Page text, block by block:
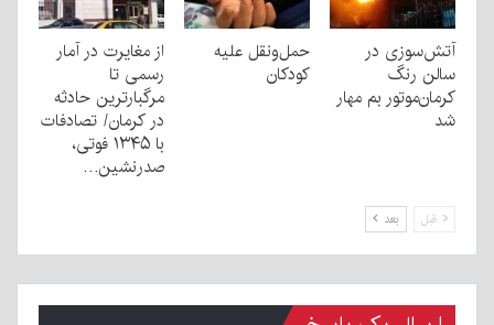
آتش‌سوزی در
سالن رنگ
کرمان‌موتور بم مهار
شد
حمل‌ونقل علیه
کودکان
از مغایرت در آمار
رسمی تا
مرگبارترین حادثه
در کرمان/ تصادفات
با ۱۳۴۵ فوتی،
صدرنشین…
قبل بعد